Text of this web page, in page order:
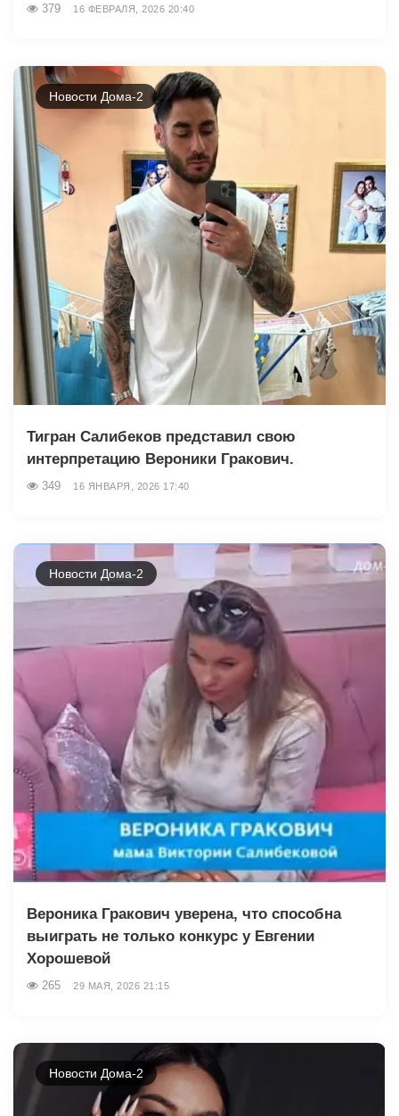
379 16 ФЕВРАЛЯ, 2026 20:40
Новости Дома-2
Тигран Салибеков представил свою
интерпретацию Вероники Гракович.
349 16 ЯНВАРЯ, 2026 17:40
Новости Дома-2
Вероника Гракович уверена, что способна
выиграть не только конкурс у Евгении
Хорошевой
265 29 МАЯ, 2026 21:15
Новости Дома-2